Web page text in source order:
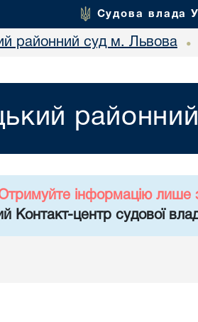
Судова влада
районний суд м. Львова •
інформацію лише
Контакт-центр судової